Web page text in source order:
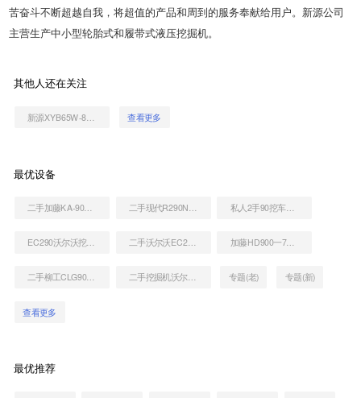
苦奋斗不断超越自我，将超值的产品和周到的服务奉献给用户。新源公司
主营生产中小型轮胎式和履带式液压挖掘机。
其他人还在关注
新源XYB65W-8挖掘机 查看更多
最优设备
二手加藤KA-900起重机 二手现代R290NLC-7A挖掘机 私人2手90挖车出售价格
EC290沃尔沃挖土机价格多少 二手沃尔沃EC290BLC挖掘机价格多少 加藤HD900一7勾机
二手柳工CLG907挖掘机 二手挖掘机沃尔沃EC290最近报价 专题(老) 专题(新)
查看更多
最优推荐